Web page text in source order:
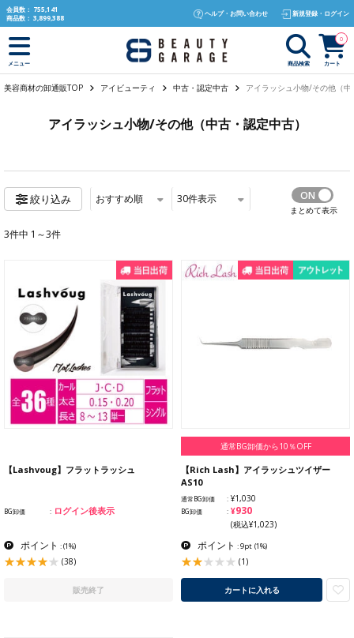
text.skipToContent
text.skipToNavigation
会員数： 755,141
商品数： 3,899,388
ヘルプ・お問い合わせ 新規登録・ログイン
メニュー 商品検索 カート
0
美容商材の卸通販TOP アイビューティ 中古・認定中古 アイラッシュ小物/その他（
アイラッシュ小物/その他（中古・認定中古）
絞り込み おすすめ順 30件表示
まとめて表示
3件中 1～3件
【Lashvoug】フラットラッシュ
BG卸価 ログイン後表示
ポイント :(1%)
(38)
販売終了
通常BG卸価から10％OFF
【Rich Lash】アイラッシュツイザー
AS10
通常BG卸価 ¥1,030
BG卸価 ¥930
(税込¥1,023)
ポイント : 9pt (1%)
(1)
カートに入れる